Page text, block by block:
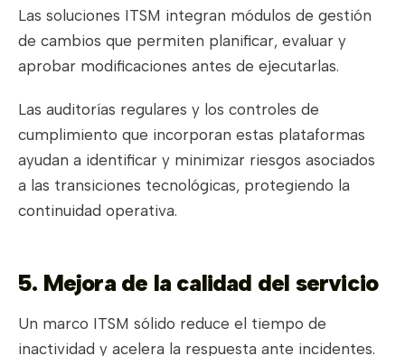
Las soluciones ITSM integran módulos de gestión
de cambios que permiten planificar, evaluar y
aprobar modificaciones antes de ejecutarlas.
Las auditorías regulares y los controles de
cumplimiento que incorporan estas plataformas
ayudan a identificar y minimizar riesgos asociados
a las transiciones tecnológicas, protegiendo la
continuidad operativa.
5. Mejora de la calidad del servicio
Un marco ITSM sólido reduce el tiempo de
inactividad y acelera la respuesta ante incidentes.